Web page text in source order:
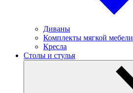
Диваны
Комплекты мягкой мебели
Кресла
Столы и стулья